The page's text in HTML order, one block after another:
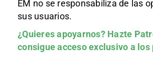
EM no se responsabiliza de las
sus usuarios.
¿Quieres apoyarnos? Hazte
consigue acceso exclusivo a los